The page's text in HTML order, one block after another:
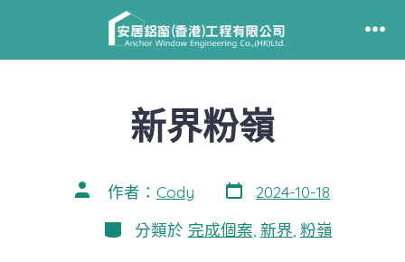
單
新界粉嶺
文
章
作者： Cody 發
表
期
2024-10-18
分
類
分類於 完成個案 新界 粉嶺